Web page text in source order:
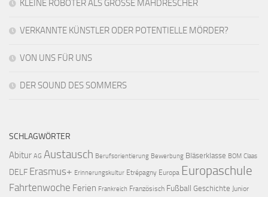
KLEINE ROBOTER ALS GROSSE MÄHDRESCHER
VERKANNTE KÜNSTLER ODER POTENTIELLE MÖRDER?
VON UNS FÜR UNS
DER SOUND DES SOMMERS
SCHLAGWÖRTER
Abitur AG Austausch Berufsorientierung Bewerbung Bläserklasse BOM Claas
DELF Erasmus+ Erinnerungskultur Etrépagny Europa Europaschule
Fahrtenwoche Ferien Frankreich Französisch Fußball Geschichte Junior